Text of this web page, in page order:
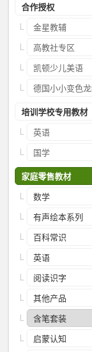
合作授权
金星教辅
高教社专区
凯顿少儿美语
德国小小变色
培训学校专用教材
英语
国学
家庭零售教材
数学
有声绘本系列
百科常识
英语
阅读识字
其他产品
含笔套装
启蒙认知